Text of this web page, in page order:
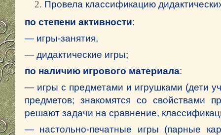
Провела классификацию
по степени активности:
— игры-занятия,
— дидактические игры;
по наличию игрового материала:
— игры с предметами и игрушками (дети
предметов; знакомятся со свойствами
решают задачи на сравнение,
— настольно-печатные игры (парные